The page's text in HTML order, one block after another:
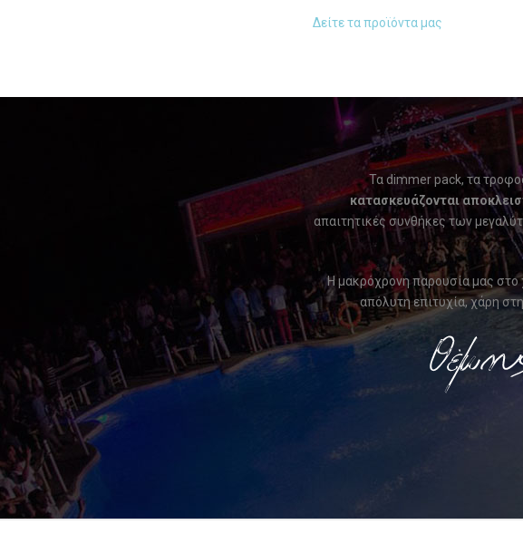
Δείτε τα προϊόντα μας
Τα dimmer pack, τα
κατασκευάζονται
απαιτητικές συνθήκες των
Η μακρόχρονη παρουσία μας στο
απόλυτη επιτυχία, χάρη